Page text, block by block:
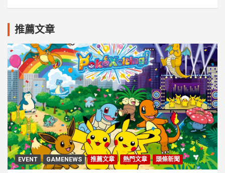
推薦文章
EVENT GAMENEWS 推薦文章 熱門文章 頭條新聞